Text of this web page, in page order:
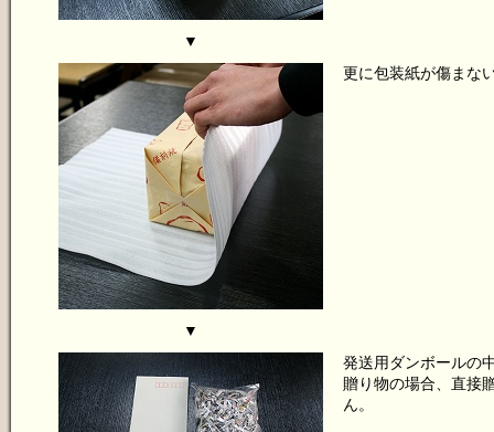
▼
更に包装紙が傷まな
▼
発送用ダンボールの
贈り物の場合、直接
ん。